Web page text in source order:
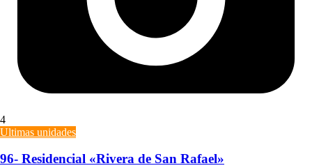
4
Ultimas unidades
96- Residencial «Rivera de San Rafael»